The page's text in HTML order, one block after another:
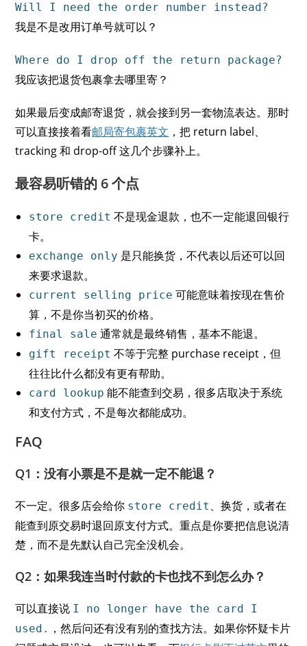
Will I need the order number instead?
我是不是改用订单号就可以？
Where do I drop off the return package?
我应该把退货包裹拿去哪里寄？
如果最后变成邮寄退货，就会接到另一套物流表达。那时
可以直接接着看邮局寄包裹英文 ，把 return label、
tracking 和 drop-off 这几个步骤补上。
最容易听错的 6 个点
store credit 不是现金退款，也不一定能退回银行
卡。
exchange only 是只能换货，不代表以后还可以回
来要求退款。
current selling price 可能意味着按现在售价
算，不是你当初买的价格。
final sale 通常就是最终销售，基本不能退。
gift receipt 不等于完整 purchase receipt，但
往往比什么都没有更有帮助。
card lookup 能不能查到交易，很多店取决于系统
和支付方式，不是每次都能成功。
FAQ
Q1：没有小票是不是就一定不能退？
不一定。很多店会给你 store credit 、换货，或者在
能查到原交易时退回原支付方式。重点是你要把信息说清
楚，而不是先默认自己完全没机会。
Q2：如果我连当时付款的卡也找不到怎么办？
可以直接说 I no longer have the card I
used. ，然后问还有没有别的查找方法。如果你怀疑卡片